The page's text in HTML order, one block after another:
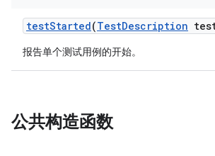
testStarted(TestDescription
报告单个测试用例的开始。
公共构造函数